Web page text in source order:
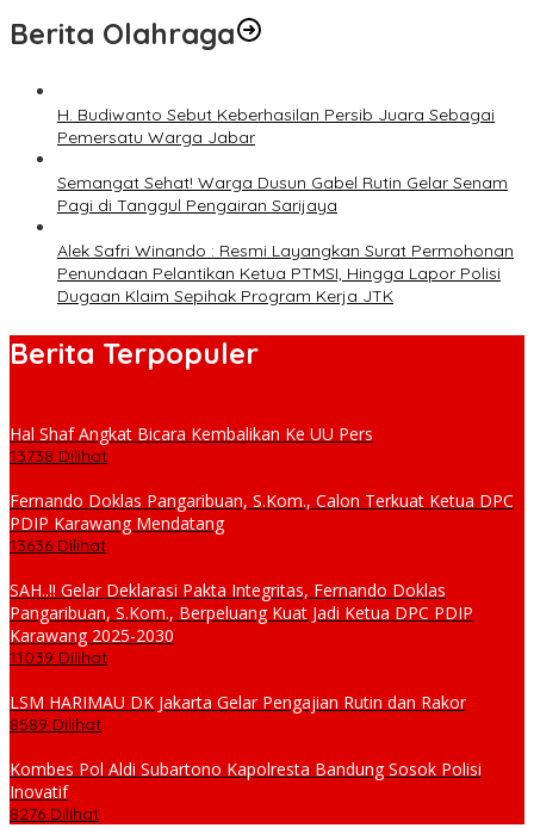
Berita Olahraga
H. Budiwanto Sebut Keberhasilan Persib Juara Sebagai
Pemersatu Warga Jabar
Semangat Sehat! Warga Dusun Gabel Rutin Gelar Senam
Pagi di Tanggul Pengairan Sarijaya
Alek Safri Winando : Resmi Layangkan Surat Permohonan
Penundaan Pelantikan Ketua PTMSI, Hingga Lapor Polisi
Dugaan Klaim Sepihak Program Kerja JTK
Berita Terpopuler
Hal Shaf Angkat Bicara Kembalikan Ke UU Pers
13738 Dilihat
Fernando Doklas Pangaribuan, S.Kom., Calon Terkuat Ketua DPC
PDIP Karawang Mendatang
13636 Dilihat
SAH..!! Gelar Deklarasi Pakta Integritas, Fernando Doklas
Pangaribuan, S.Kom., Berpeluang Kuat Jadi Ketua DPC PDIP
Karawang 2025-2030
11039 Dilihat
LSM HARIMAU DK Jakarta Gelar Pengajian Rutin dan Rakor
8589 Dilihat
Kombes Pol Aldi Subartono Kapolresta Bandung Sosok Polisi
Inovatif
8276 Dilihat